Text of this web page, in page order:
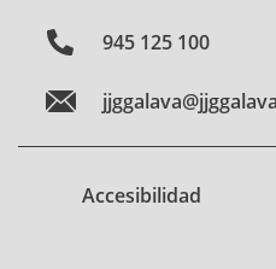
945 125 100
Accesibilidad